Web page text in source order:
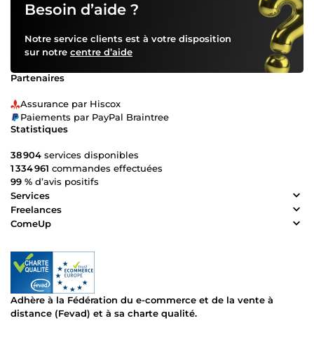
Besoin d’aide ?
Notre service clients est à votre disposition
sur notre centre d’aide
Partenaires
Assurance par Hiscox
Paiements par PayPal Braintree
Statistiques
38 904 services disponibles
1 334 961 commandes effectuées
99 % d’avis positifs
Services
Freelances
ComeUp
Adhère à la Fédération du e-commerce et de la vente à
distance (Fevad) et à sa charte qualité.